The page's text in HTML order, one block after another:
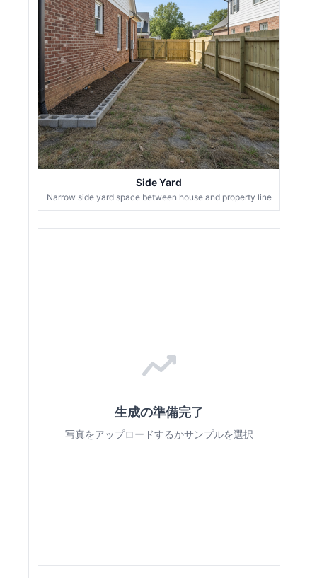
Side Yard
Narrow side yard space between house and property line
生成の準備完了
写真をアップロードするかサンプルを選択